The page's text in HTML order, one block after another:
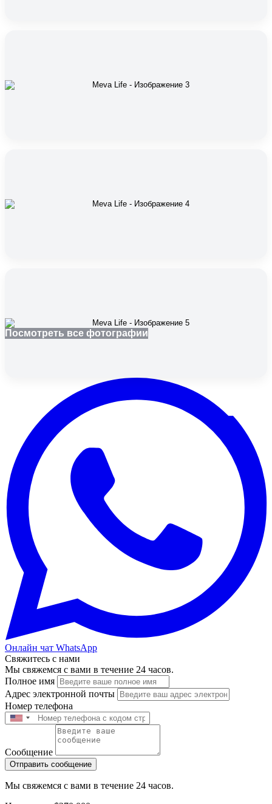
Посмотреть все фотографии
Онлайн чат WhatsApp
Свяжитесь с нами
Мы свяжемся с вами в течение 24 часов.
Полное имя
Адрес электронной почты
Номер телефона
Сообщение
Отправить сообщение
Мы свяжемся с вами в течение 24 часов.